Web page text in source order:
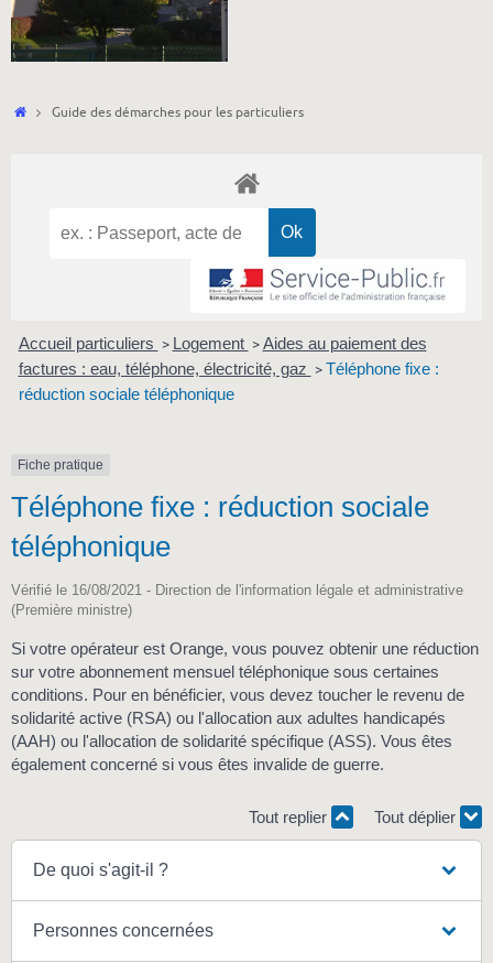
Accueil
Guide des démarches pour les particuliers
Accueil particuliers > Logement > Aides au paiement des
factures : eau, téléphone, électricité, gaz > Téléphone fixe :
réduction sociale téléphonique
Fiche pratique
Téléphone fixe : réduction sociale
téléphonique
Vérifié le 16/08/2021 - Direction de l'information légale et administrative
(Première ministre)
Si votre opérateur est Orange, vous pouvez obtenir une réduction
sur votre abonnement mensuel téléphonique sous certaines
conditions. Pour en bénéficier, vous devez toucher le revenu de
solidarité active (RSA) ou l'allocation aux adultes handicapés
(AAH) ou l'allocation de solidarité spécifique (ASS). Vous êtes
également concerné si vous êtes invalide de guerre.
Tout replier Tout déplier
De quoi s'agit-il ?
Personnes concernées